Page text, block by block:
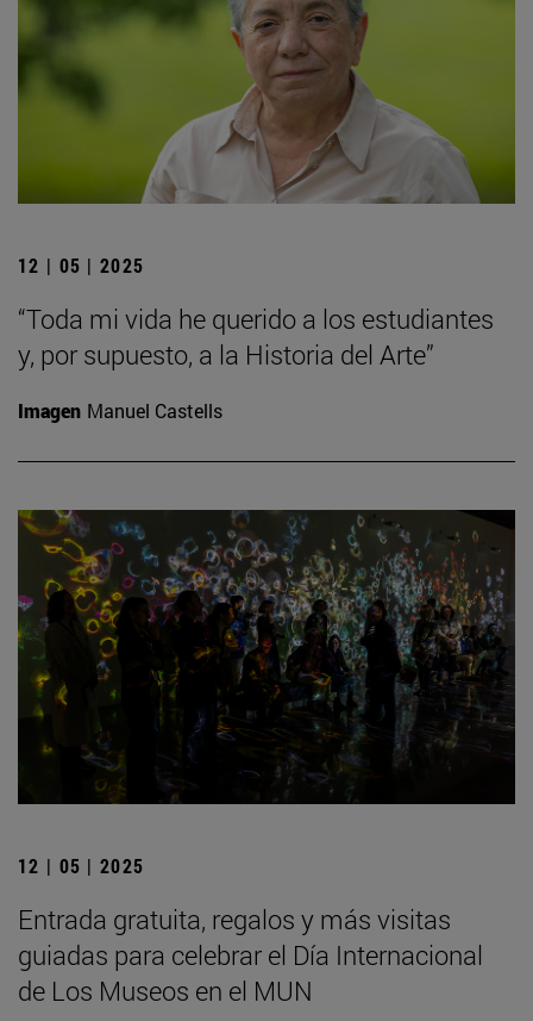
12 | 05 | 2025
“Toda mi vida he querido a los estudiantes
y, por supuesto, a la Historia del Arte”
Imagen Manuel Castells
12 | 05 | 2025
Entrada gratuita, regalos y más visitas
guiadas para celebrar el Día Internacional
de Los Museos en el MUN